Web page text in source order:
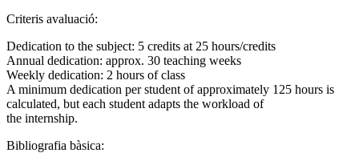
Criteris avaluació:
Dedication to the subject: 5 credits at 25 hours/credits
Annual dedication: approx. 30 teaching weeks
Weekly dedication: 2 hours of class
A minimum dedication per student of approximately 125 hours is
calculated, but each student adapts the workload of
the internship.
Bibliografia bàsica: